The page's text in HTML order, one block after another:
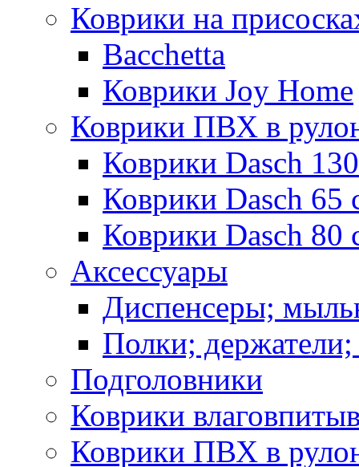
Коврики на
Bacchetta
Коврики Joy Home
Коврики ПВХ в
Коврики Dasch
Коврики Dasch 65
Коврики Dasch 80
Аксессуары
Диспенсеры;
Полки;
Подголовники
Коврики
Коврики ПВХ в